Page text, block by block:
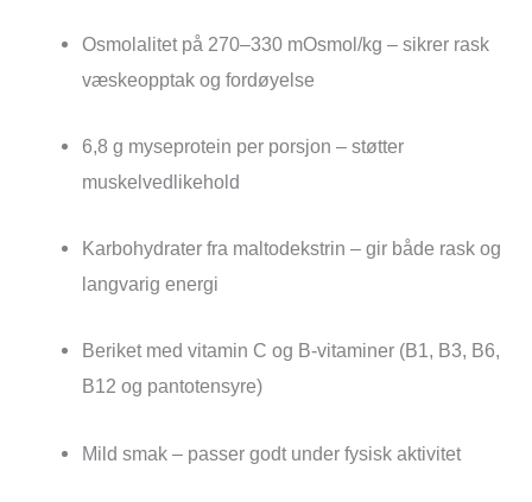
Osmolalitet på 270–330 mOsmol/kg – sikrer rask
væskeopptak og fordøyelse
6,8 g myseprotein per porsjon – støtter
muskelvedlikehold
Karbohydrater fra maltodekstrin – gir både rask og
langvarig energi
Beriket med vitamin C og B-vitaminer (B1, B3, B6,
B12 og pantotensyre)
Mild smak – passer godt under fysisk aktivitet